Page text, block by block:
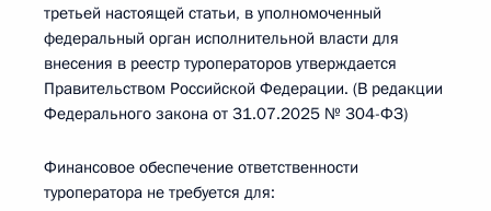
третьей настоящей статьи, в уполномоченный
федеральный орган исполнительной власти для
внесения в реестр туроператоров утверждается
Правительством Российской Федерации. (В редакции
Федерального закона от 31.07.2025 № 304-ФЗ)
Финансовое обеспечение ответственности
туроператора не требуется для: